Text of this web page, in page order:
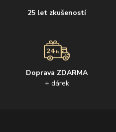
25 let zkušeností
Doprava ZDARMA
+ dárek